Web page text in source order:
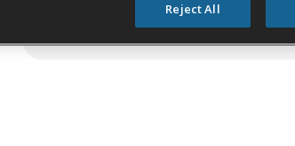
By: Onyx CenterSource
Reject All